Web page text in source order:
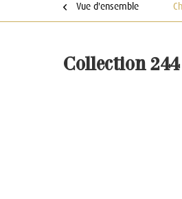
Vue d'ensemble
Collection